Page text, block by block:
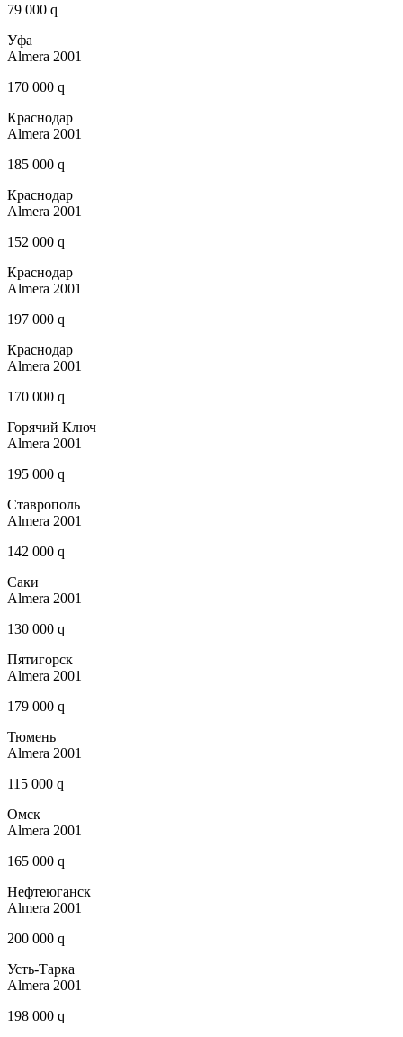
79 000 q
Уфа
Almera 2001
170 000 q
Краснодар
Almera 2001
185 000 q
Краснодар
Almera 2001
152 000 q
Краснодар
Almera 2001
197 000 q
Краснодар
Almera 2001
170 000 q
Горячий Ключ
Almera 2001
195 000 q
Ставрополь
Almera 2001
142 000 q
Саки
Almera 2001
130 000 q
Пятигорск
Almera 2001
179 000 q
Тюмень
Almera 2001
115 000 q
Омск
Almera 2001
165 000 q
Нефтеюганск
Almera 2001
200 000 q
Усть-Тарка
Almera 2001
198 000 q